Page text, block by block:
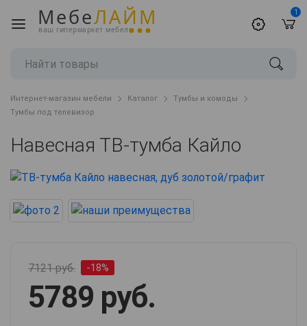
МебеЛАЙМ
ваш гипермаркет мебели
1
Интернет-магазин мебели Каталог
Тумбы и комоды
Тумбы под телевизор
Навесная ТВ-тумба Кайло
7121 руб. -18%
5789 руб.